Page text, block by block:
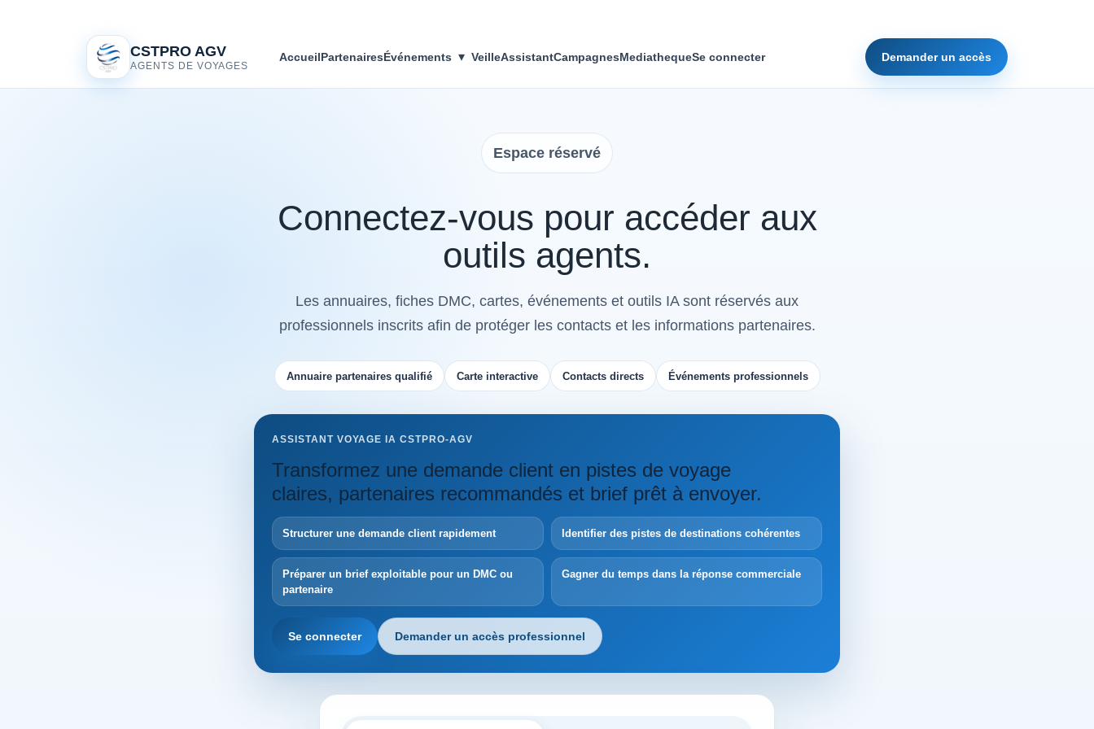
CSTPRO AGV
AGENTS DE VOYAGES
AccueilPartenairesÉvénements ▾ VeilleAssistantCampagnesMediathequeSe connecter Demander un accès
Espace réservé
Connectez-vous pour accéder aux
outils agents.
Les annuaires, fiches DMC, cartes, événements et outils IA sont réservés aux
professionnels inscrits afin de protéger les contacts et les informations partenaires.
Annuaire partenaires qualifié Carte interactive Contacts directs Événements professionnels
ASSISTANT VOYAGE IA CSTPRO-AGV
Transformez une demande client en pistes de voyage
claires, partenaires recommandés et brief prêt à envoyer.
Structurer une demande client rapidement Identifier des pistes de destinations cohérentes
Préparer un brief exploitable pour un DMC ou
partenaire
Gagner du temps dans la réponse commerciale
Se connecter Demander un accès professionnel